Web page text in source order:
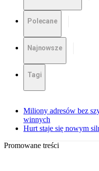
Polecane
Najnowsze
Tagi
Miliony adresów bez
winnych
Hurt staje się nowym
Promowane treści